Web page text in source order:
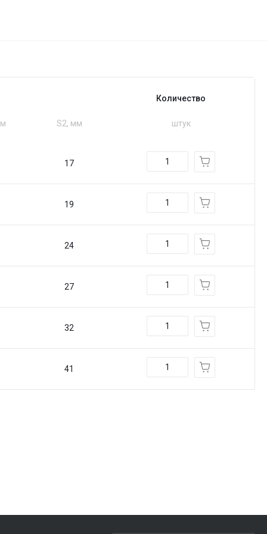
Количество
S2, мм штук
17
19
24
27
32
41